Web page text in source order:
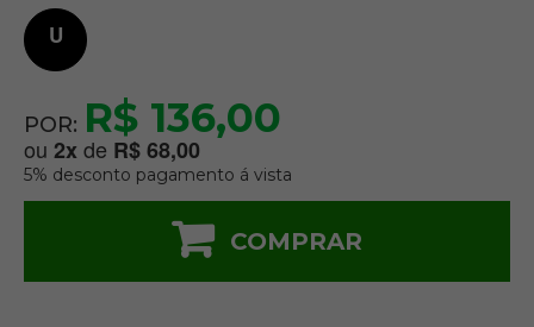
U
POR: R$ 136,00
ou 2xde R$ 68,00
5% desconto pagamento á vista
COMPRAR